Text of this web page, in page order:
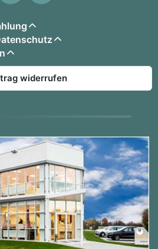
widerrufen